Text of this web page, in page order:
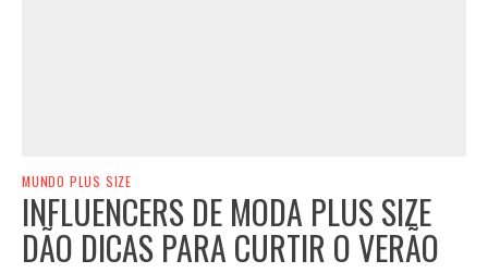
MUNDO PLUS SIZE
INFLUENCERS DE MODA PLUS SIZE
DÃO DICAS PARA CURTIR O VERÃO